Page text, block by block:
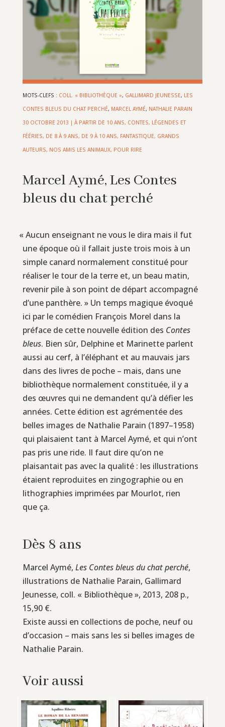
MOTS-CLEFS : COLL. « BIBLIOTHÈQUE », GALLIMARD JEUNESSE, LES
CONTES BLEUS DU CHAT PERCHÉ, MARCEL AYMÉ, NATHALIE PARAIN
30 OCTOBRE 2013 | À PARTIR DE 10 ANS, CONTES, LÉGENDES ET
FÉÉRIES, DE 8 À 9 ANS, DE 9 À 10 ANS, FANTASTIQUE, GRANDS
AUTEURS, NOS AMIS LES ANIMAUX, POUR RIRE
Marcel Aymé, Les Contes
bleus du chat perché
« Aucun enseignant ne vous le dira mais il fut
une époque où il fallait juste trois mois à un
simple canard normalement constitué pour
réaliser le tour de la terre et, un beau matin,
revenir pile à son point de départ accompagné
d’une panthère. » Un temps magique évoqué
ici par le comédien François Morel dans la
préface de cette nouvelle édition des Contes
bleus. Bien sûr, Delphine et Marinette parlent
aussi au cerf, à l’éléphant et au mauvais jars
dans des livres de poche – mais, dans une
bibliothèque normalement constituée, il y a
des œuvres qui ne demandent qu’à défier les
années. Cette édition est agrémentée des
belles images de Nathalie Parain (1897–1958)
qui plaisaient tant à Marcel Aymé, et qui n’ont
pas pris une ride. Il faut dire qu’on ne
plaisantait pas avec la qualité : les illustrations
étaient reproduites en zingographie ou en
lithographies imprimées par Mourlot, rien
que ça.
Dès 8 ans
Marcel Aymé, Les Contes bleus du chat perché,
illustrations de Nathalie Parain, Gallimard
Jeunesse, coll. « Bibliothèque », 2013, 208 p.,
15,90 €.
Existe aussi en collections de poche, neuf ou
d’occasion – mais sans les si belles images de
Nathalie Parain.
Voir aussi